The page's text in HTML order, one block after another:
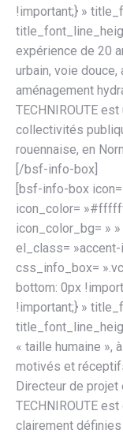
!important;} »
expérience de 20
urbain, voie
aménagement
TECHNIROUTE
collectivités
rouennaise, en
[/bsf-info-box]
[bsf-info-box
icon_color=
icon_color_bg= »
el_class=
css_info_box=
bottom: 0px
!important;} »
« taille humaine »,
motivés et
Directeur de
TECHNIROUTE
clairement